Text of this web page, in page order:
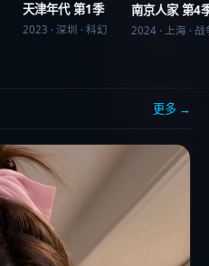
天津年代 第1季
2023 · 深圳 · 科幻
南京人家 第4
2024 · 上海 · 战
更多 →